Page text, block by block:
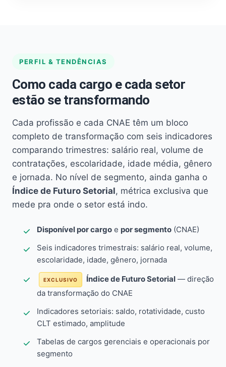
PERFIL & TENDÊNCIAS
Como cada cargo e cada setor
estão se transformando
Cada profissão e cada CNAE têm um bloco
completo de transformação com seis indicadores
comparando trimestres: salário real, volume de
contratações, escolaridade, idade média, gênero
e jornada. No nível de segmento, ainda ganha o
Índice de Futuro Setorial, métrica exclusiva que
mede pra onde o setor está indo.
Disponível por cargo e por segmento (CNAE)
Seis indicadores trimestrais: salário real, volume,
escolaridade, idade, gênero, jornada
EXCLUSIVO Índice de Futuro Setorial — direção
da transformação do CNAE
Indicadores setoriais: saldo, rotatividade, custo
CLT estimado, amplitude
Tabelas de cargos gerenciais e operacionais por
segmento